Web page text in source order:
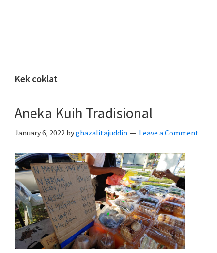
Kek coklat
Aneka Kuih Tradisional
January 6, 2022 byghazalitajuddin Leave a Comment